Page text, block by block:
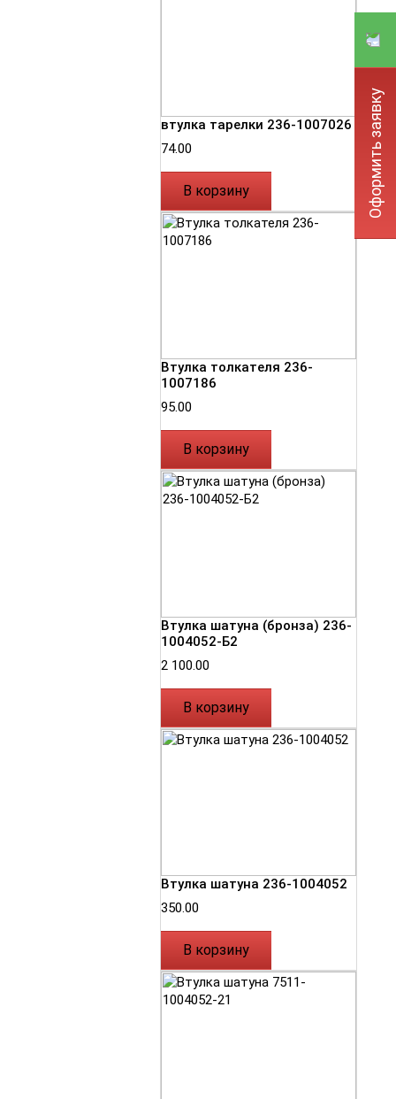
втулка тарелки 236-1007026
74.00
В корзину
Втулка толкателя 236-
1007186
95.00
В корзину
Втулка шатуна (бронза) 236-
1004052-Б2
2 100.00
В корзину
Втулка шатуна 236-1004052
350.00
В корзину
Оформить заявку